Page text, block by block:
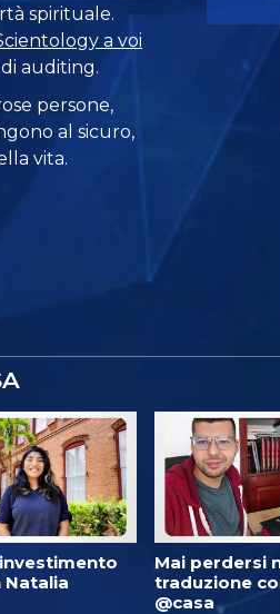
spirituale.
a voi
auditing.
persone,
al sicuro,
vita.
Natalia
Mai perdersi
traduzione
@casa